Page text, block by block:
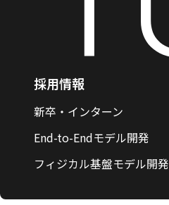
採用情報
新卒・インターン
End-to-Endモデル開発
フィジカル基盤モデル開発